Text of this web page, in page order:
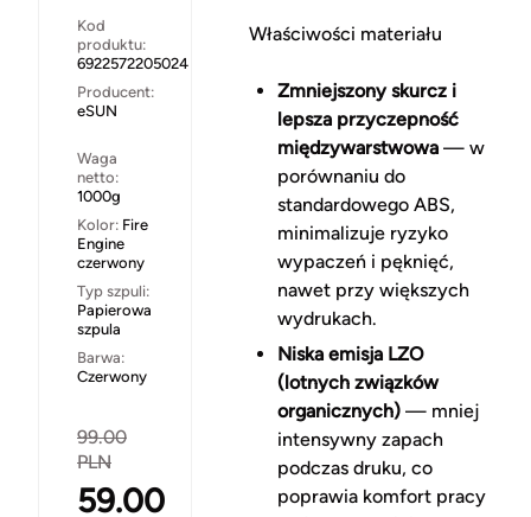
Kod
produktu:
6922572205024
Producent:
eSUN
Waga
netto:
1000g
Kolor: Fire
Engine
czerwony
Typ szpuli:
Papierowa
szpula
Barwa:
Czerwony
99.00
PLN
59.00
Właściwości materiału
Zmniejszony skurcz i
lepsza przyczepność
międzywarstwowa— w
porównaniu do
standardowego ABS,
minimalizuje ryzyko
wypaczeń i pęknięć,
nawet przy większych
wydrukach.
Niska emisja LZO
(lotnych związków
organicznych)— mniej
intensywny zapach
podczas druku, co
poprawia komfort pracy